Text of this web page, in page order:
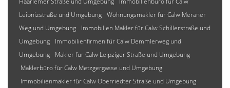
Leibnizstraße und Umgebung Wohnungsmakler für Calw Meraner
Weg und Umgebung
Immobilien Makler für Calw Schillerstraße und
Umgebung
Immobilienfirmen für Calw Demmlerweg und
Umgebung
Makler für Calw Leipziger Straße und Umgebung
Maklerbüro für Calw Metzgergasse und Umgebung
Immobilienmakler für Calw Oberriedter Straße und Umgebung